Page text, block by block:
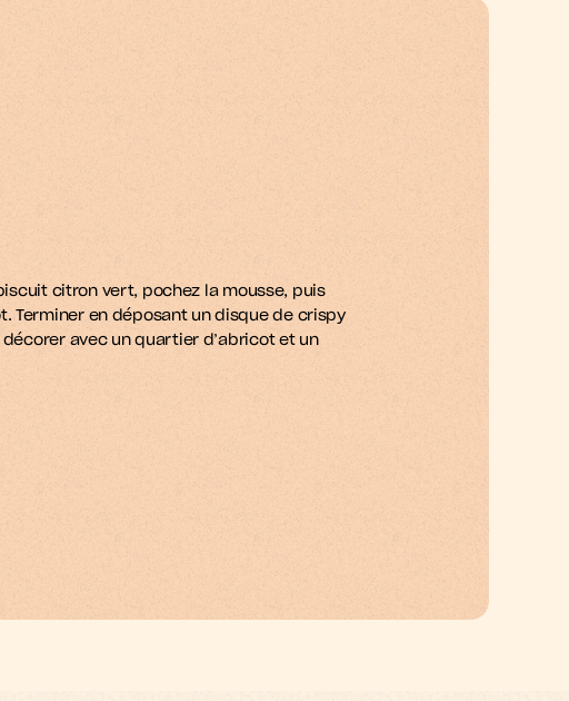
citron vert, pochez la mousse, puis
Terminer en déposant un disque de crispy
avec un quartier d’abricot et un